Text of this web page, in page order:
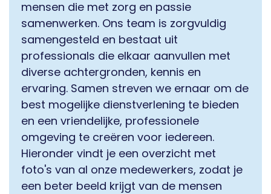
mensen die met zorg en passie
samenwerken. Ons team is zorgvuldig
samengesteld en bestaat uit
professionals die elkaar aanvullen met
diverse achtergronden, kennis en
ervaring. Samen streven we ernaar om de
best mogelijke dienstverlening te bieden
en een vriendelijke, professionele
omgeving te creëren voor iedereen.
Hieronder vindt je een overzicht met
foto's van al onze medewerkers, zodat je
een beter beeld krijgt van de mensen